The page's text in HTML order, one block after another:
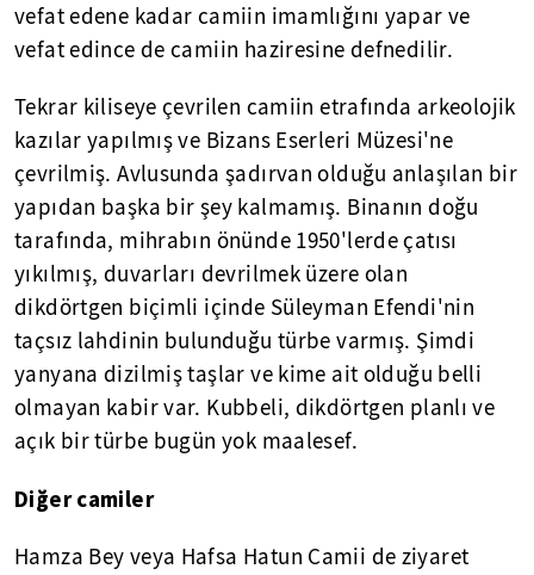
vefat edene kadar camiin imamlığını yapar ve
vefat edince de camiin haziresine defnedilir.
Tekrar kiliseye çevrilen camiin etrafında arkeolojik
kazılar yapılmış ve Bizans Eserleri Müzesi'ne
çevrilmiş. Avlusunda şadırvan olduğu anlaşılan bir
yapıdan başka bir şey kalmamış. Binanın doğu
tarafında, mihrabın önünde 1950'lerde çatısı
yıkılmış, duvarları devrilmek üzere olan
dikdörtgen biçimli içinde Süleyman Efendi'nin
taçsız lahdinin bulunduğu türbe varmış. Şimdi
yanyana dizilmiş taşlar ve kime ait olduğu belli
olmayan kabir var. Kubbeli, dikdörtgen planlı ve
açık bir türbe bugün yok maalesef.
Diğer camiler
Hamza Bey veya Hafsa Hatun Camii de ziyaret